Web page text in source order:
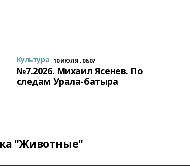
Культура 10 ИЮЛЯ , 06:07
№7.2026. Михаил Ясенев. По
следам Урала-батыра
"Животные"